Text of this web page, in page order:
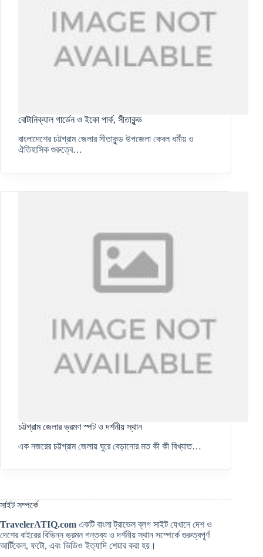
বোটানিক্যাল গার্ডেন ও ইকো পার্ক, সীতাকুন্ড
বাংলাদেশের চট্টগ্রাম জেলার সীতাকুন্ড উপজেলা কেবল ধর্মীয় ও
ঐতিহাসিক গুরুত্বে…
চট্টগ্রাম জেলার ভ্রমণ স্পট ও দর্শনীয় স্থান
এক নজরের চট্টগ্রাম জেলায় ঘুরে বেড়ানোর মত কী কী বিখ্যাত…
সাইট সম্পর্কে
TravelerATIQ.com একটি বাংলা ট্রাভেল ব্লগ সাইট যেখানে দেশ ও
দেশের বাইরের বিভিন্ন ভ্রমন গন্তব্য ও দর্শনীয় স্থান সম্পের্কে গুরুত্বপূর্ণ
আর্টিকেল, ফটো, এবং ভিডিও ইত্যাদি শেয়ার করা হয়।